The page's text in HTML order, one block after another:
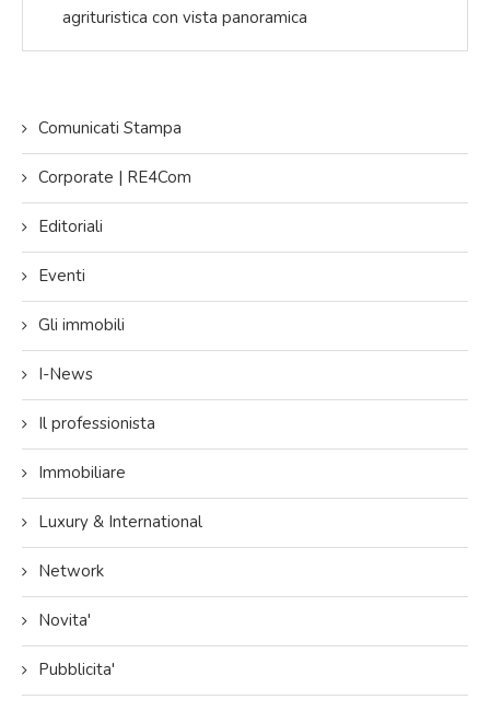
agrituristica con vista panoramica
Comunicati Stampa
Corporate | RE4Com
Editoriali
Eventi
Gli immobili
I-News
Il professionista
Immobiliare
Luxury & International
Network
Novita'
Pubblicita'